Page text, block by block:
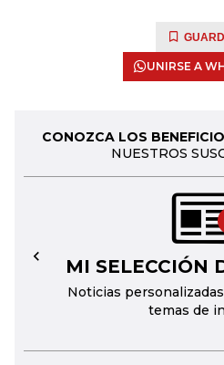
UNIRSE A
CONOZCA LOS
NUESTROS
MI SELECCIÓN
Noticias
temas de
←